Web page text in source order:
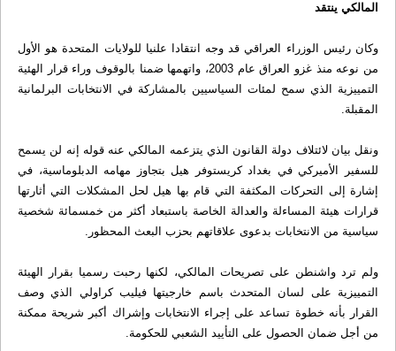
المالكي ينتقد
وكان رئيس الوزراء العراقي قد وجه انتقادا علنيا للولايات المتحدة هو الأول
من نوعه منذ غزو العراق عام 2003، واتهمها ضمنا بالوقوف وراء قرار الهئية
التمييزية الذي سمح لمئات السياسيين بالمشاركة في الانتخابات البرلمانية
المقبلة.
ونقل بيان لائتلاف دولة القانون الذي يتزعمه المالكي عنه قوله إنه لن يسمح
للسفير الأميركي في بغداد كريستوفر هيل بتجاوز مهامه الدبلوماسية، في
إشارة إلى التحركات المكثفة التي قام بها هيل لحل المشكلات التي أثارتها
قرارات هيئة المساءلة والعدالة الخاصة باستبعاد أكثر من خمسمائة شخصية
سياسية من الانتخابات بدعوى علاقاتهم بحزب البعث المحظور.
ولم ترد واشنطن على تصريحات المالكي، لكنها رحبت رسميا بقرار الهيئة
التمييزية على لسان المتحدث باسم خارجيتها فيليب كراولي الذي وصف
القرار بأنه خطوة تساعد على إجراء الانتخابات وإشراك أكبر شريحة ممكنة
من أجل ضمان الحصول على التأييد الشعبي للحكومة.